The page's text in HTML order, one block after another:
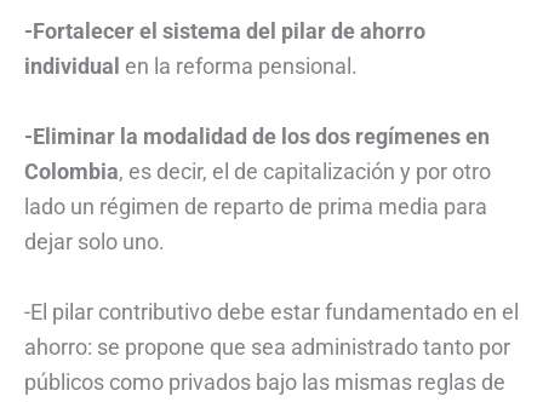
-Fortalecer el sistema del pilar de ahorro
individual en la reforma pensional.
-Eliminar la modalidad de los dos regímenesen
Colombia, es decir, el de capitalización y por otro
lado un régimen de reparto de prima media para
dejar solo uno.
-El pilar contributivo debe estar fundamentado en el
ahorro: se propone que sea administrado tanto por
públicos como privados bajo las mismas reglas de